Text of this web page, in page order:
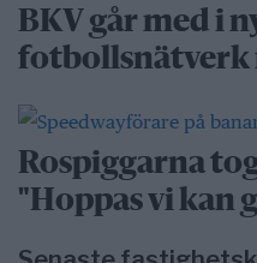
BKV går med i
fotbollsnätverk
Rospiggarna
"Hoppas vi kan